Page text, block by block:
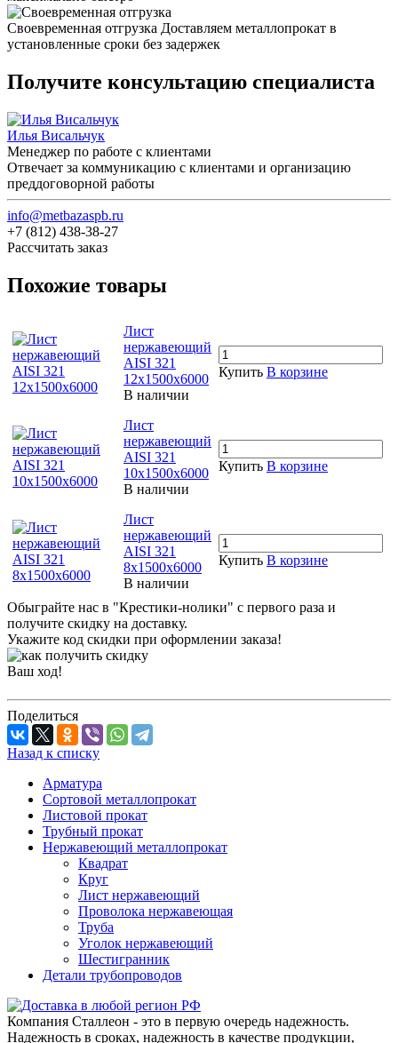
Своевременная отгрузка Доставляем металлопрокат в
установленные сроки без задержек
Получите консультацию специалиста
Илья Висальчук
Менеджер по работе с клиентами
Отвечает за коммуникацию с клиентами и организацию
преддоговорной работы
info@metbazaspb.ru
+7 (812) 438-38-27
Рассчитать заказ
Похожие товары
Лист
нержавеющий
AISI 321
12х1500х6000
В наличии
Купить В корзине
Лист
нержавеющий
AISI 321
10х1500х6000
В наличии
Купить В корзине
Лист
нержавеющий
AISI 321
8х1500х6000
В наличии
Купить В корзине
Обыграйте нас в "Крестики-нолики" с первого раза и
получите скидку на доставку.
Укажите код скидки при оформлении заказа!
Ваш ход!
Поделиться
Назад к списку
Арматура
Сортовой металлопрокат
Листовой прокат
Трубный прокат
Нержавеющий металлопрокат
Квадрат
Круг
Лист нержавеющий
Проволока нержавеющая
Труба
Уголок нержавеющий
Шестигранник
Детали трубопроводов
Компания Сталлеон - это в первую очередь надежность.
Надежность в сроках, надежность в качестве продукции,